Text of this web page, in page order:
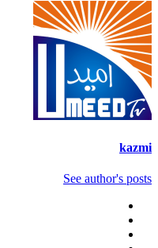
kazmi
See author's posts